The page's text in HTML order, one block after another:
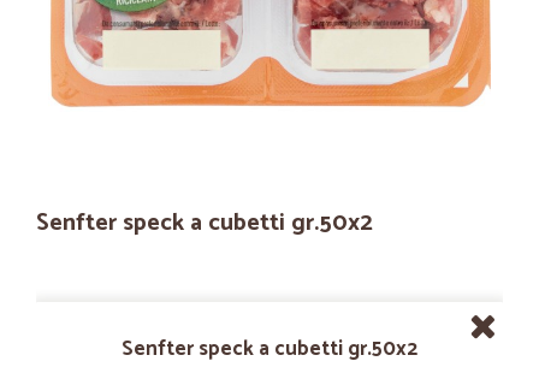
Senfter speck a cubetti gr.50x2
Senfter speck a cubetti gr.50x2